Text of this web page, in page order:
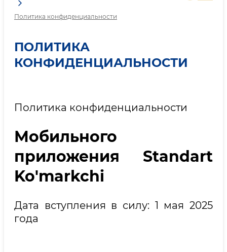
Политика конфиденциальности
ПОЛИТИКА
КОНФИДЕНЦИАЛЬНОСТИ
Политика конфиденциальности
Мобильного
приложения Standart
Ko'markchi
Дата вступления в силу: 1 мая 2025
года